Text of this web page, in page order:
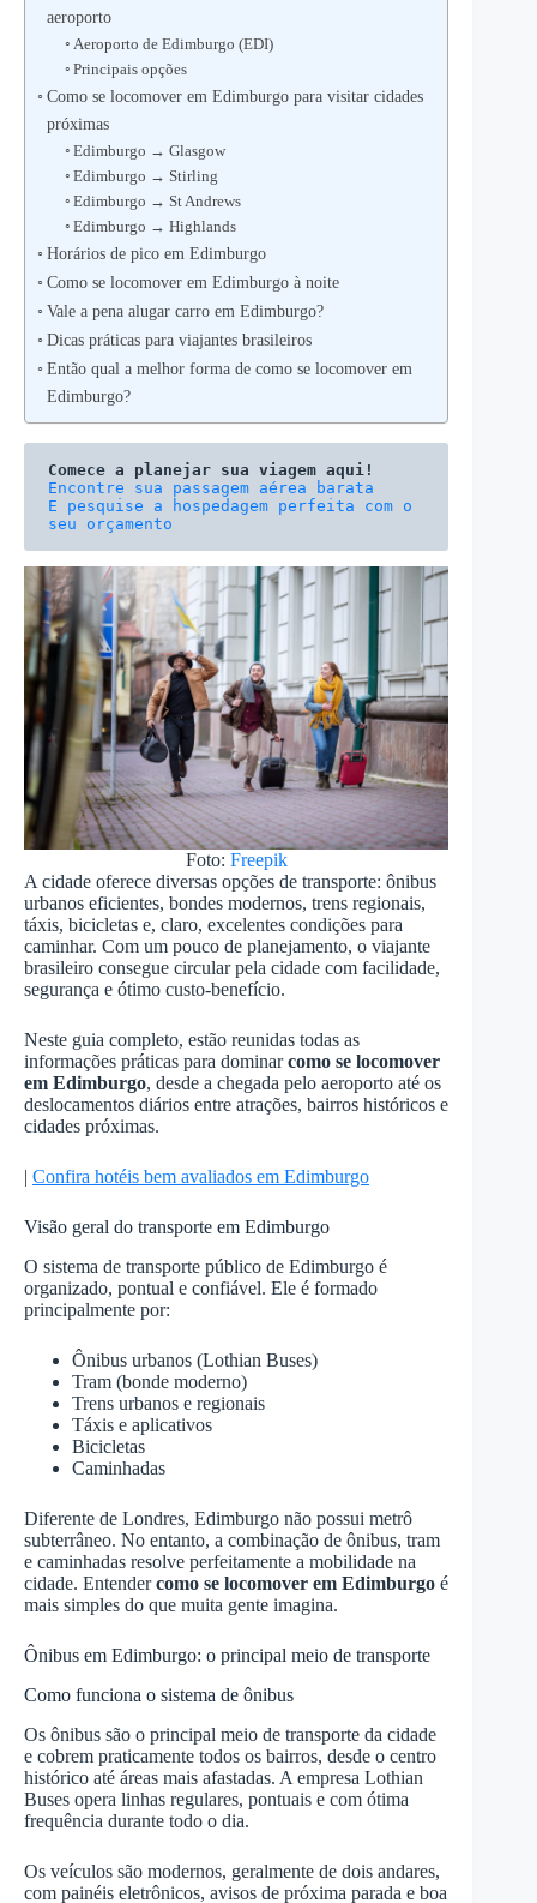
aeroporto
Aeroporto de Edimburgo (EDI)
Principais opções
Como se locomover em Edimburgo para visitar cidades
próximas
Edimburgo → Glasgow
Edimburgo → Stirling
Edimburgo → St Andrews
Edimburgo → Highlands
Horários de pico em Edimburgo
Como se locomover em Edimburgo à noite
Vale a pena alugar carro em Edimburgo?
Dicas práticas para viajantes brasileiros
Então qual a melhor forma de como se locomover em
Edimburgo?
Comece a planejar sua viagem aqui!
E pesquise a hospedagem perfeita com o
seu orçamento
Foto: Freepik
A cidade oferece diversas opções de transporte: ônibus
urbanos eficientes, bondes modernos, trens regionais,
táxis, bicicletas e, claro, excelentes condições para
caminhar. Com um pouco de planejamento, o viajante
brasileiro consegue circular pela cidade com facilidade,
segurança e ótimo custo-benefício.
Neste guia completo, estão reunidas todas as
informações práticas para dominarcomo se locomover
em Edimburgo, desde a chegada pelo aeroporto até os
deslocamentos diários entre atrações, bairros históricos e
cidades próximas.
| Confira hotéis bem avaliados em Edimburgo
Visão geral do transporte em Edimburgo
O sistema de transporte público de Edimburgo é
organizado, pontual e confiável. Ele é formado
principalmente por:
Ônibus urbanos (Lothian Buses)
Tram (bonde moderno)
Trens urbanos e regionais
Táxis e aplicativos
Bicicletas
Caminhadas
Diferente de Londres, Edimburgo não possui metrô
subterrâneo. No entanto, a combinação de ônibus, tram
e caminhadas resolve perfeitamente a mobilidade na
cidade. Entendercomo se locomover em Edimburgo é
mais simples do que muita gente imagina.
Ônibus em Edimburgo: o principal meio de transporte
Como funciona o sistema de ônibus
Os ônibus são o principal meio de transporte da cidade
e cobrem praticamente todos os bairros, desde o centro
histórico até áreas mais afastadas. A empresa Lothian
Buses opera linhas regulares, pontuais e com ótima
frequência durante todo o dia.
Os veículos são modernos, geralmente de dois andares,
com painéis eletrônicos, avisos de próxima parada e boa